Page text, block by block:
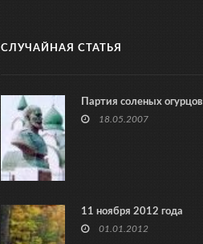
СЛУЧАЙНАЯ СТАТЬЯ
Партия соленых огурцов
18.05.2007
11 ноября 2012 года
01.01.2012